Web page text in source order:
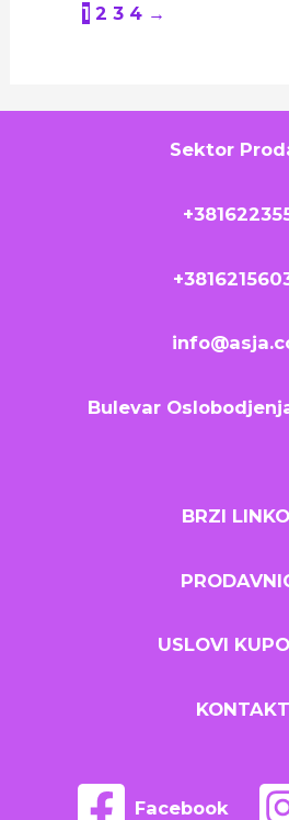
1 2 3 4 →
Sektor
Bulevar
BRZI
USLOVI
KONTAKT
Facebook